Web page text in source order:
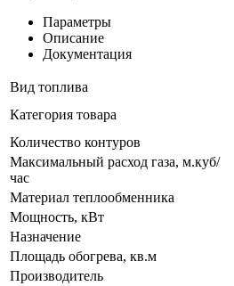
Параметры
Описание
Документация
Вид топлива
Категория товара
Количество контуров
Максимальный расход газа, м.куб/
час
Материал теплообменника
Мощность, кВт
Назначение
Площадь обогрева, кв.м
Производитель